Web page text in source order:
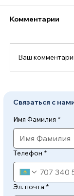
Комментарии
Ваш
Связаться с
Имя Фамилия *
Телефон *
Эл. почта *